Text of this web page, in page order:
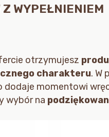
Z WYPEŁNIENIEM
otrzymujesz
charakteru. W
dodaje momentowi
wybór na